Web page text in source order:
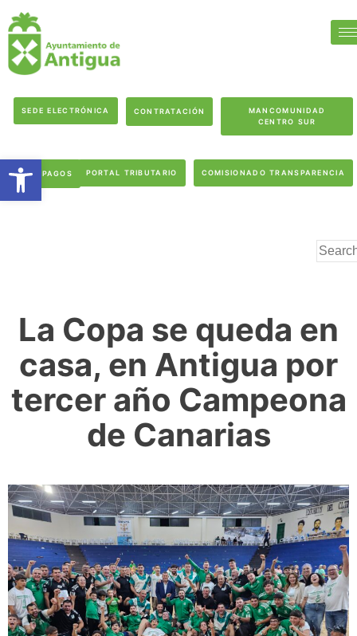
SEDE ELECTRÓNICA CONTRATACIÓN
MANCOMUNIDAD
CENTRO SUR
PAGOS PORTAL TRIBUTARIO COMISIONADO TRANSPARENCIA
La Copa se queda en
casa, en Antigua por
tercer año Campeona
de Canarias
Abrir barra de herramientas